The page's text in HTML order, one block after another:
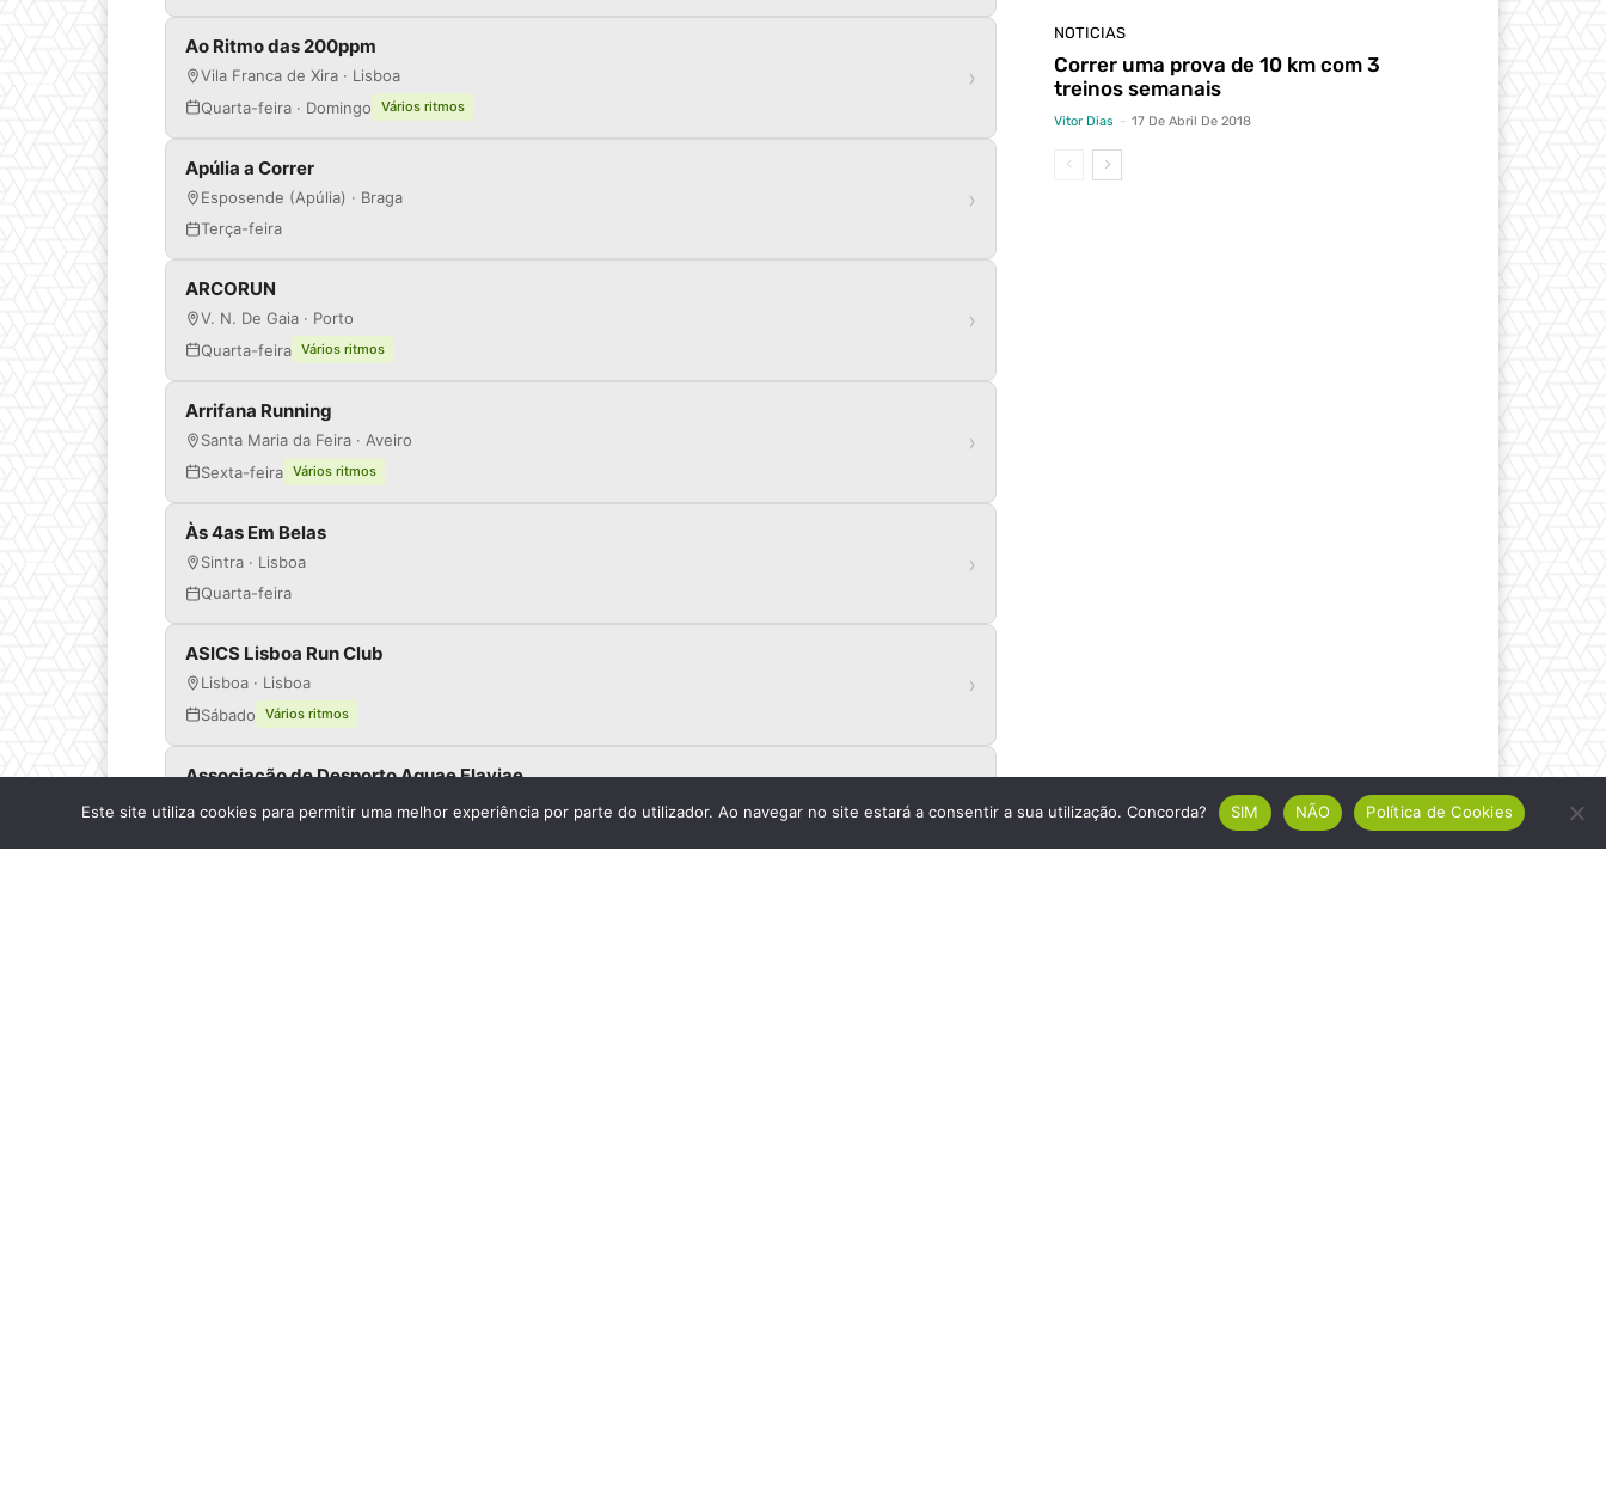
Ao Ritmo das 200ppm
Vila Franca de Xira · Lisboa
Quarta-feira · Domingo
Vários ritmos
›
Apúlia a Correr
Esposende (Apúlia) · Braga
Terça-feira
›
ARCORUN
V. N. De Gaia · Porto
Quarta-feira Vários ritmos
›
Arrifana Running
Santa Maria da Feira · Aveiro
Sexta-feira Vários ritmos
›
Às 4as Em Belas
Sintra · Lisboa
Quarta-feira
›
ASICS Lisboa Run Club
Lisboa · Lisboa
Sábado
Vários ritmos
›
Associação de Desporto Aquae Flaviae
Chaves · Vila Real
›
NOTICIAS
Correr uma prova de 10 km com 3
treinos semanais
Vitor Dias - 17 De Abril De 2018
Este site utiliza cookies para permitir uma melhor experiência por parte do utilizador. Ao navegar no site estará a consentir a sua utilização. Concorda? SIM NÃO Política de Cookies